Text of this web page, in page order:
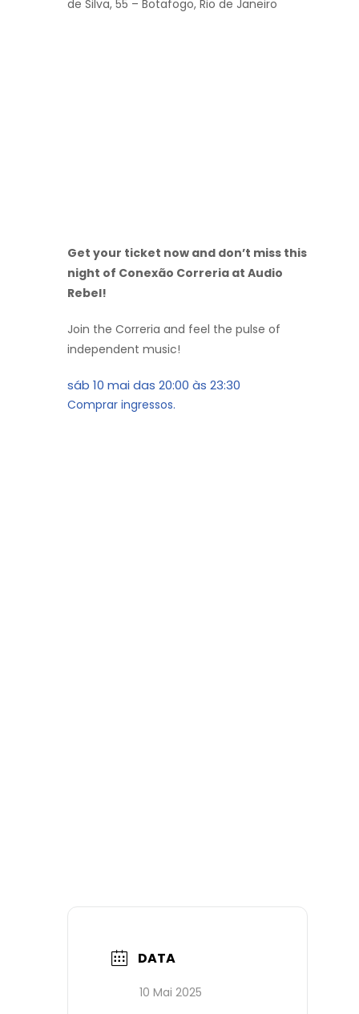
de Silva, 55 – Botafogo, Rio de Janeiro
Get your ticket now and don’t miss this
night of Conexão Correria at Audio
Rebel!
Join the Correria and feel the pulse of
independent music!
sáb 10 mai das 20:00 às 23:30
Comprar ingressos.
DATA
10 Mai 2025